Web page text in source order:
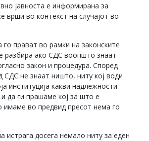
јавноста е информирана за
врши во контекст на случајот во
прават во рамки на законските
разбира ако СДС воопшто знаат
закон и процедура. Според
не знаат ништо, ниту кој води
институција какви надлежности
да ги прашаме кој за што е
имаме во предвид пресот нема го
истрага досега немало ниту за еден